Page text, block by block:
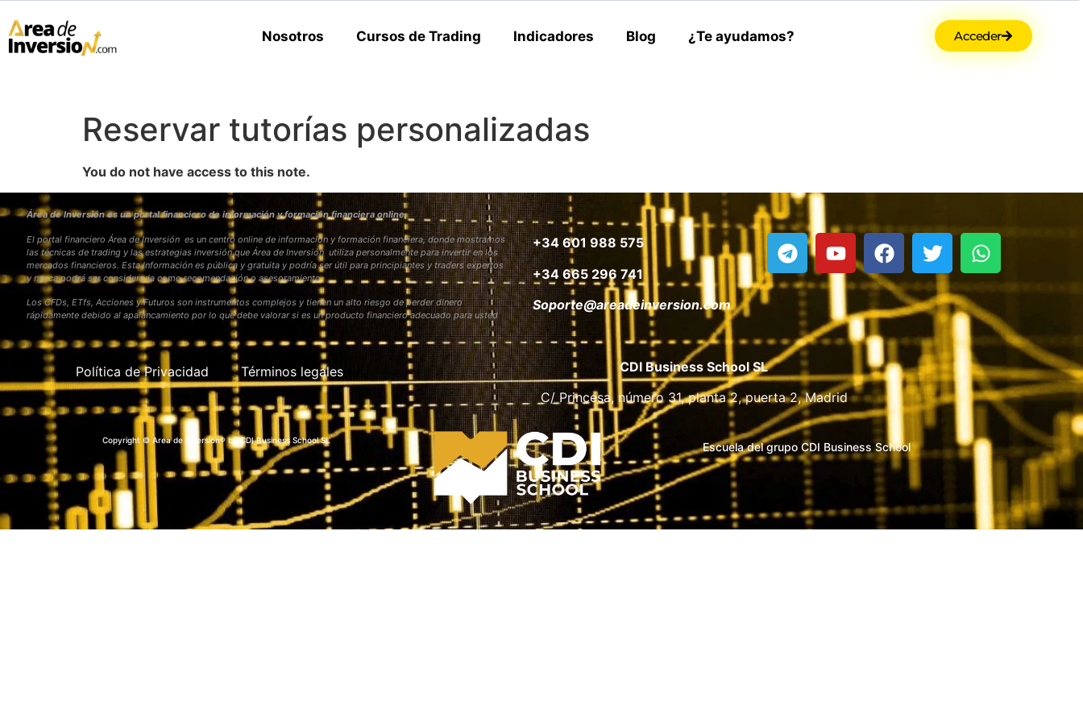
Nosotros Cursos de Trading Indicadores Blog ¿Te ayudamos? Acceder
Reservar tutorías personalizadas
You do not have access to this note.
Área de Inversión es un portal financiero de información y formación financiera online
El portal financiero Área de Inversión es un centro online de información y formación financiera, donde mostramos
las técnicas de trading y las estrategias inversión que Área de Inversión utiliza personalmente para invertir en los
mercados financieros. Esta Información es pública y gratuita y podría ser útil para principiantes y traders expertos
y nunca podrá ser considerada como recomendación o asesoramiento
Los CFDs, ETfs, Acciones y Futuros son instrumentos complejos y tienen un alto riesgo de perder dinero
rápidamente debido al apalancamiento por lo que debe valorar si es un producto financiero adecuado para usted
+34 601 988 575
+34 665 296 741
Soporte@areadeinversion.com
Política de Privacidad Términos legales
CDI Business School SL
C/ Princesa, número 31, planta 2, puerta 2, Madrid
Copyright © Area de inversion® by CDI Business School SL Escuela del grupo CDI Business School